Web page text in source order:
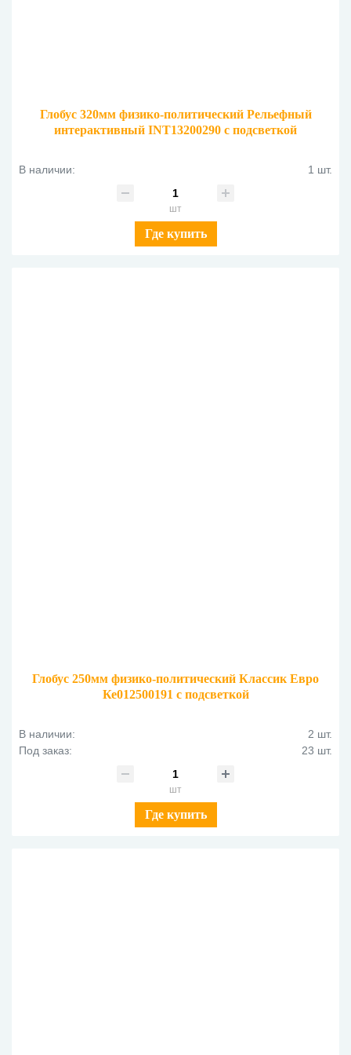
Глобус 320мм физико-политический Рельефный
интерактивный INT13200290 с подсветкой
В наличии: 1 шт.
шт
Где купить
Глобус 250мм физико-политический Классик Евро
Ке012500191 с подсветкой
В наличии:
2 шт.
Под заказ:
23 шт.
шт
Где купить